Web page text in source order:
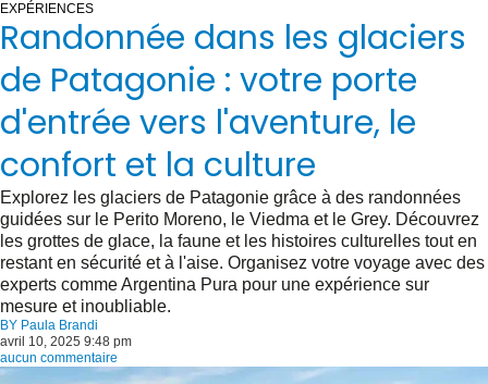
EXPÉRIENCES
Randonnée dans les glaciers
de Patagonie : votre porte
d'entrée vers l'aventure, le
confort et la culture
Explorez les glaciers de Patagonie grâce à des randonnées
guidées sur le Perito Moreno, le Viedma et le Grey. Découvrez
les grottes de glace, la faune et les histoires culturelles tout en
restant en sécurité et à l'aise. Organisez votre voyage avec des
experts comme Argentina Pura pour une expérience sur
mesure et inoubliable.
BY Paula Brandi
avril 10, 2025 9:48 pm
aucun commentaire